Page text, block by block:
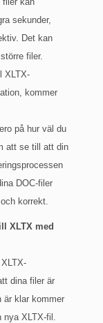
sekunder,
Det kan
filer.
XLTX-
kommer
på hur väl du
att se till att din
DOC-filer
korrekt.
XLTX med
dina filer är
är klar kommer
nya XLTX-fil.